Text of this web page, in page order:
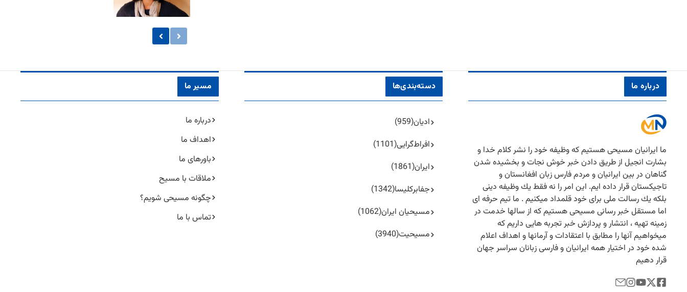
درباره ما
ما ایرانیان مسیحی هستیم كه وظیفه خود را نشر كلام خدا و
بشارت انجیل از طریق دادن خبر خوش نجات و بخشیده شدن
گناهان در بین ایرانیان و مردم فارس زبان افغانستان و
تاجیكستان قرار داده ایم. این امر را نه فقط یك وظیفه دینی
بلكه یك رسالت ملی برای خود قلمداد میكنیم . ما تیم حرفه ای
اما مستقل خبر رسانی مسیحی هستیم كه از سالها خدمت در
زمینه تهیه ، انتشار و پردازش خبر تجربه هایی داریم كه
میخواهیم آنها را مطابق با اعتقادات و آرمانها و اهداف اعلام
شده خود در اختیار همه ایرانیان و فارسی زبانان سراسر جهان
قرار دهیم
دسته‌بندی‌ها
ادیان(959)
افراط‌گرایی(1101)
ایران(1861)
جفا‌بر‌کلیسا(1342)
مسیحیان ایران(1062)
مسیحیت(3940)
مسیر ما
درباره ما
اهداف ما
باورهای ما
ملاقات با مسیح
چگونه مسیحی شویم؟
تماس با ما